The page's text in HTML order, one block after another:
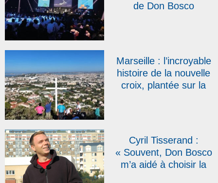
de Don Bosco
Marseille : l’incroyable
histoire de la nouvelle
croix, plantée sur la
Cyril Tisserand :
« Souvent, Don Bosco
m’a aidé à choisir la